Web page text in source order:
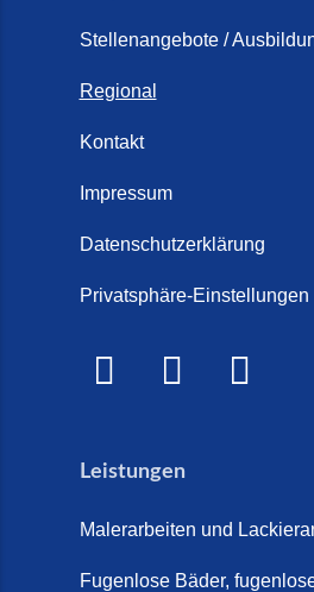
Stellenangebote /
Regional
Kontakt
Impressum
Datenschutzerklärung
Privatsphäre-Einstellungen
Leistungen
Malerarbeiten und
Fugenlose Bäder,